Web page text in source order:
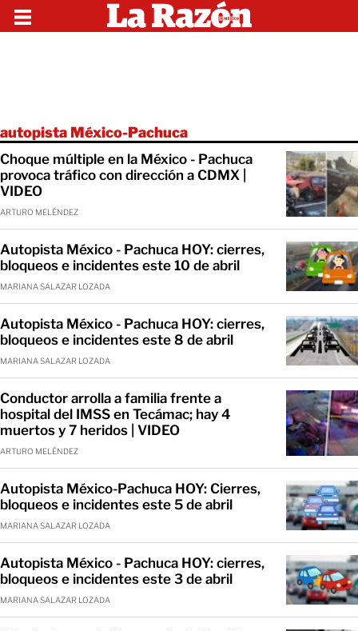
autopista México-Pachuca
Choque múltiple en la México - Pachuca
provoca tráfico con dirección a CDMX |
VIDEO
ARTURO MELÉNDEZ
Autopista México - Pachuca HOY: cierres,
bloqueos e incidentes este 10 de abril
MARIANA SALAZAR LOZADA
Autopista México - Pachuca HOY: cierres,
bloqueos e incidentes este 8 de abril
MARIANA SALAZAR LOZADA
Conductor arrolla a familia frente a
hospital del IMSS en Tecámac; hay 4
muertos y 7 heridos | VIDEO
ARTURO MELÉNDEZ
Autopista México-Pachuca HOY: Cierres,
bloqueos e incidentes este 5 de abril
MARIANA SALAZAR LOZADA
Autopista México - Pachuca HOY: cierres,
bloqueos e incidentes este 3 de abril
MARIANA SALAZAR LOZADA